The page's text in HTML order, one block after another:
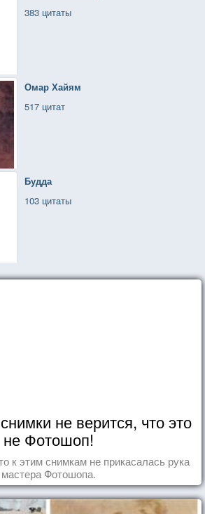
383 цитаты
Омар Хайям
517 цитат
Будда
103 цитаты
не верится, что это
не Фотошоп!
к этим снимкам не прикасалась рука
мастера Фотошопа.